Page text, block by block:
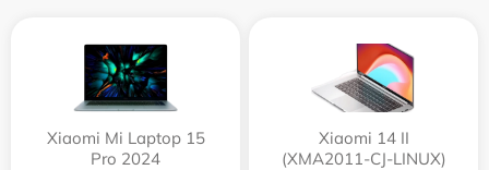
Xiaomi Mi Laptop 15
Pro 2024
Xiaomi 14 II
(XMA2011-CJ-LINUX)